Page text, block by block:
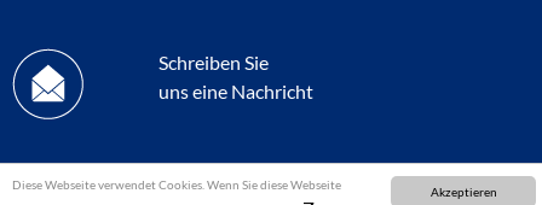
Akzeptieren
Diese Webseite verwendet Cookies. Wenn Sie diese Webseite
Schreiben Sie
uns eine Nachricht